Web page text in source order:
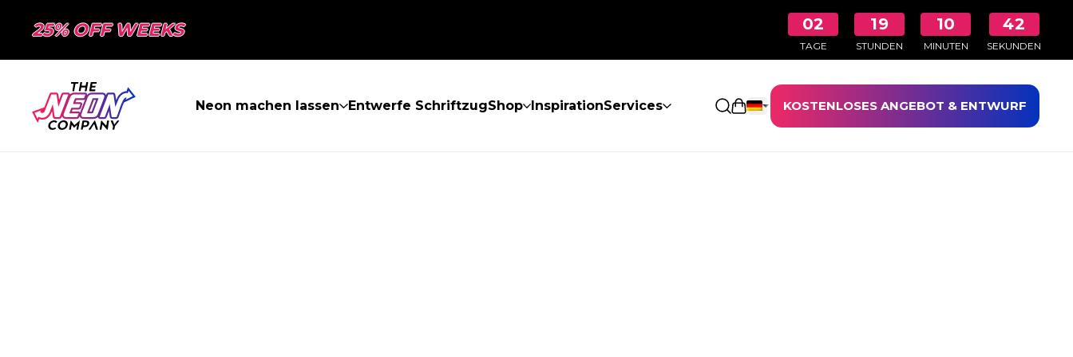
25% OFF WEEKS 02
TAGE
19
STUNDEN
10
MINUTEN
41
SEKUNDEN
Neon machen lassen Entwerfe SchriftzugShop InspirationServices Einkaufswagen öffnen
KOSTENLOSES ANGEBOT & ENTWURF